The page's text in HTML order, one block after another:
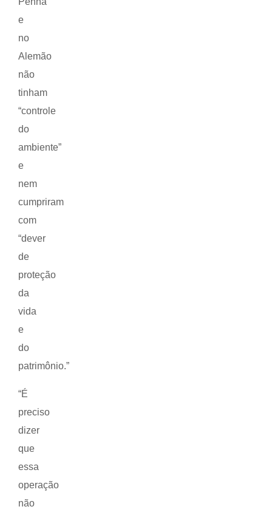
e
no
Alemão
não
tinham
“controle
do
ambiente”
e
nem
cumpriram
com
“dever
de
proteção
da
vida
e
do
patrimônio.”
“É
preciso
dizer
que
essa
operação
não